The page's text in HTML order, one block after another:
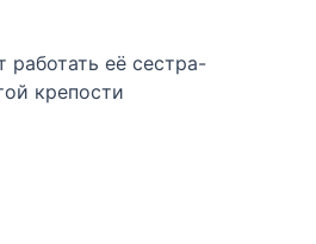
работать её сестра-
крепости